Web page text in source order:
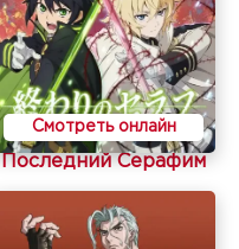
Смотреть онлайн
Последний Серафим